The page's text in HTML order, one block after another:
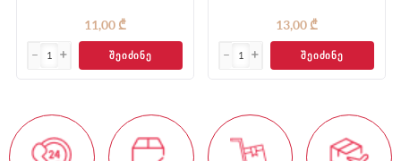
11,00 ₾
ᲨᲔᲘᲫᲘᲜᲔ
13,00 ₾
ᲨᲔᲘᲫᲘᲜᲔ